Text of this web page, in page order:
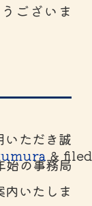
ございま
& filed
いただき誠
始の事務局
いたしま